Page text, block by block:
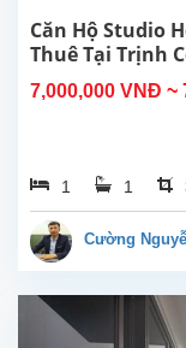
Căn Hộ Studio
Thuê Tại Trịnh
7,000,000 VNĐ ~
1 1
Cường